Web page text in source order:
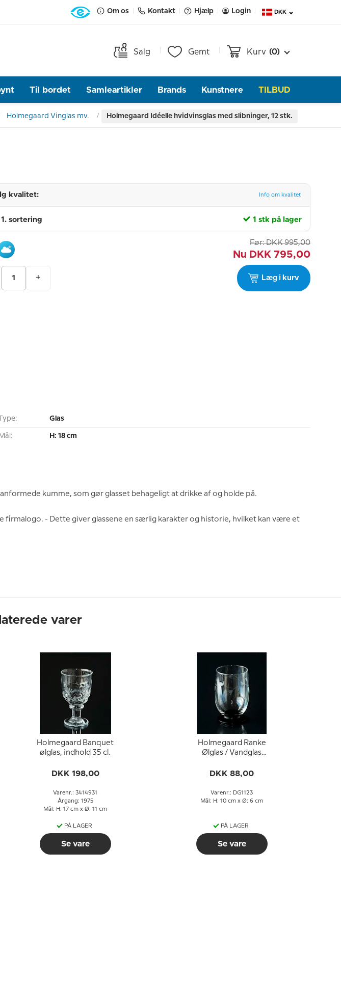
Om os Kontakt Hjælp Login DKK
Salg Gemt Kurv (0)
Til bordet Samleartikler Brands Kunstnere TILBUD
Holmegaard Vinglas mv. Holmegaard Idéelle hvidvinsglas med slibninger, 12 stk.
kvalitet: Info om kvalitet
1. sortering 1 stk på lager
Før: DKK 995,00
Nu DKK 795,00
+ Læg i kurv
Type: Glas
Mål: H: 18 cm
kumme, som gør glasset behageligt at drikke af og holde på.
firmalogo. - Dette giver glassene en særlig karakter og historie, hvilket kan være et
varer
Holmegaard Banquet
ølglas, indhold 35 cl.
DKK 198,00
Varenr.: 3414931
Årgang: 1975
Mål: H: 17 cm x Ø: 11 cm
PÅ LAGER
Se vare
Holmegaard Ranke
Ølglas / Vandglas
DKK 88,00
Varenr.: DG1123
Mål: H: 10 cm x Ø: 6 cm
PÅ LAGER
Se vare